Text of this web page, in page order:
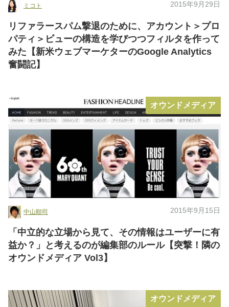
ミコト 2015年9月29日
リファラースパム撃退のために、アカウント＞プロ
パティ＞ビューの構造を学びつつフィルタを作って
みた【新米ウェブマーケターのGoogle Analytics
奮闘記】
オウンドメディア
中山順司 2015年9月15日
「中立的な立場から見て、その情報はユーザーに有
益か？」と考えるのが編集部のルール【突撃！隣の
オウンドメディア Vol3】
オウンドメディア